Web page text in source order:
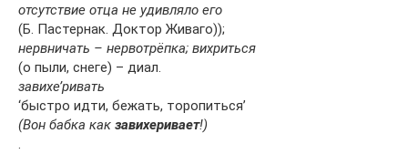
отсутствие отца не удивляло его
(Б. Пастернак. Доктор Живаго));
нервничать – нервотрёпка; вихриться
(о пыли, снеге) – диал.
завихе’ривать
‘быстро идти, бежать, торопиться’
(Вон бабка как завихеривает!)
.